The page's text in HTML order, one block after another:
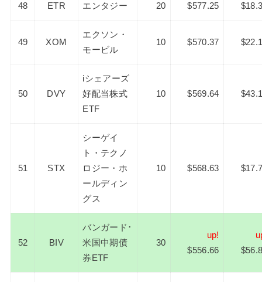
48 ETR エンタジー 20 $577.25
49 XOM
エクソン・
モービル
10 $570.37
50 DVY
iシェアーズ
好配当株式
ETF
10 $569.64
51 STX
シーゲイ
ト・テクノ
ロジー・ホ
ールディン
グス
10 $568.63
52 BIV
バンガード･
米国中期債
券ETF
30
up!
$556.66